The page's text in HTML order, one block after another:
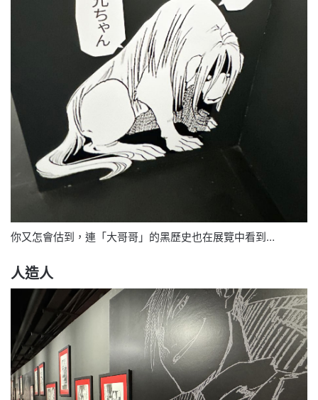
你又怎會估到，連「大哥哥」的黑歷史也在展覽中看到…
人造人